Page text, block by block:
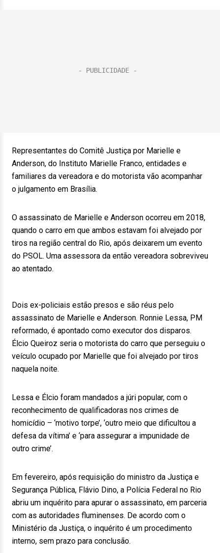
Representantes do Comitê Justiça por Marielle e
Anderson, do Instituto Marielle Franco, entidades e
familiares da vereadora e do motorista vão acompanhar
o julgamento em Brasília.
O assassinato de Marielle e Anderson ocorreu em 2018,
quando o carro em que ambos estavam foi alvejado por
tiros na região central do Rio, após deixarem um evento
do PSOL. Uma assessora da então vereadora sobreviveu
ao atentado.
Dois ex-policiais estão presos e são réus pelo
assassinato de Marielle e Anderson. Ronnie Lessa, PM
reformado, é apontado como executor dos disparos.
Élcio Queiroz seria o motorista do carro que perseguiu o
veículo ocupado por Marielle que foi alvejado por tiros
naquela noite.
Lessa e Élcio foram mandados a júri popular, com o
reconhecimento de qualificadoras nos crimes de
homicídio – ‘motivo torpe’, ‘outro meio que dificultou a
defesa da vítima’ e ‘para assegurar a impunidade de
outro crime’.
Em fevereiro, após requisição do ministro da Justiça e
Segurança Pública, Flávio Dino, a Polícia Federal no Rio
abriu um inquérito para apurar o assassinato, em parceria
com as autoridades fluminenses. De acordo com o
Ministério da Justiça, o inquérito é um procedimento
interno, sem prazo para conclusão.